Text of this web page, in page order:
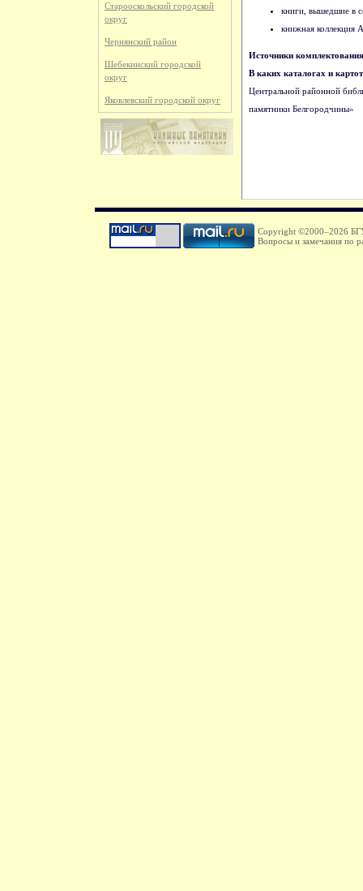
Старооскольский городской
округ
Чернянский район
Шебекинский городской
округ
Яковлевский городской округ
книги, вышедшие в
книжная коллекция
Источники
В каких каталогах и
Центральной районной
памятники Белгородчины»
Copyright ©2000–2026
Вопросы и замечания по